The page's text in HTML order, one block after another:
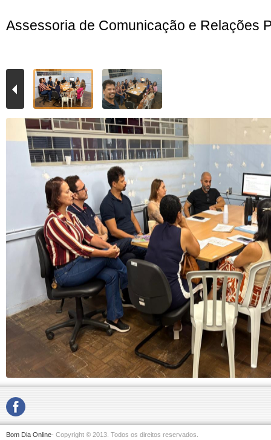
Assessoria de Comunicação e Relações
Bom Dia Online- Copyright © 2013. Todos os direitos reservados.